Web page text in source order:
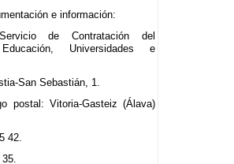
e información:
de Contratación del
Universidades e
San Sebastián, 1.
postal: Vitoria-Gasteiz (Álava)
42.